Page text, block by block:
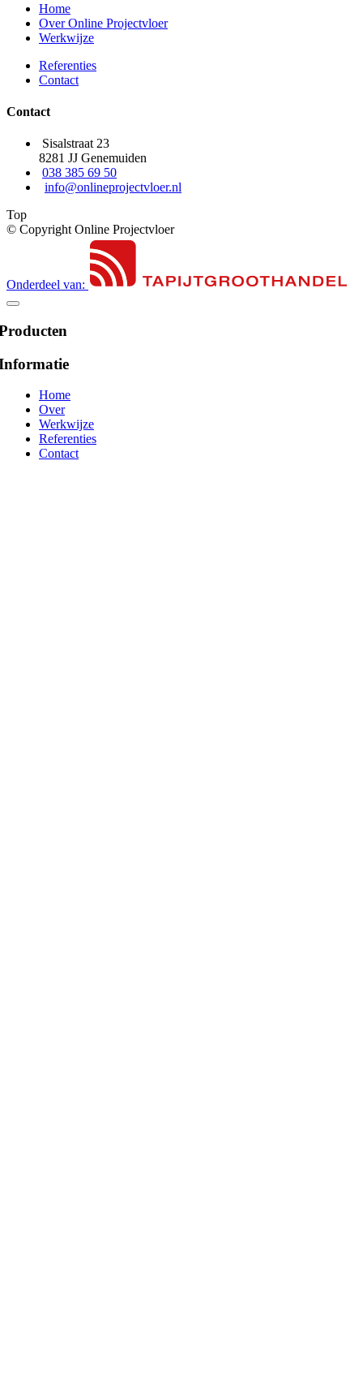
Home
Over Online Projectvloer
Werkwijze
Referenties
Contact
Contact
Sisalstraat 23
8281 JJ Genemuiden
038 385 69 50
info@onlineprojectvloer.nl
Top
© Copyright Online Projectvloer
Onderdeel van:
Home
Over
Werkwijze
Referenties
Contact